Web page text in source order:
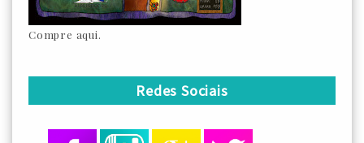
Compre aqui.
Redes Sociais